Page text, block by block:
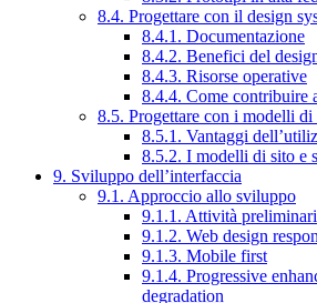
8.4. Progettare con il design
8.4.1. Documentazione
8.4.2. Benefici del
8.4.3. Risorse operative
8.4.4. Come contribuire
8.5. Progettare con i modelli di
8.5.1. Vantaggi
8.5.2. I modelli di sito e
9. Sviluppo dell’interfaccia
9.1. Approccio allo sviluppo
9.1.1. Attività preliminari
9.1.2. Web design
9.1.3. Mobile first
9.1.4. Progressive
degradation